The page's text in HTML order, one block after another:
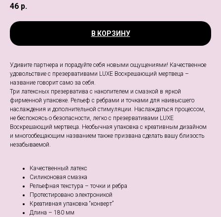
46 р.
В КОРЗИНУ
Удивите партнера и порадуйте себя новыми ощущениями! Качественное
удовольствие с презервативами LUXE Воскрешающий мертвеца –
название говорит само за себя.
Три латексных презерватива с накопителем и смазкой в яркой
фирменной упаковке. Рельеф с ребрами и точками для наивысшего
наслаждения и дополнительной стимуляции. Наслаждаться процессом,
не беспокоясь о безопасности, легко с презервативами LUXE
Воскрешающий мертвеца. Необычная упаковка с креативным дизайном
и многообещающим названием также призвана сделать вашу близость
незабываемой.
Качественный латекс
Силиконовая смазка
Рельефная текстура – точки и ребра
Протестировано электроникой
Креативная упаковка “конверт”
Длина – 180 мм